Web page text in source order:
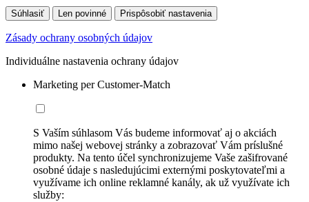
Súhlasiť Len povinné Prispôsobiť nastavenia
Zásady ochrany osobných údajov
Individuálne nastavenia ochrany údajov
Marketing per Customer-Match
S Vaším súhlasom Vás budeme informovať aj o akciách
mimo našej webovej stránky a zobrazovať Vám príslušné
produkty. Na tento účel synchronizujeme Vaše zašifrované
osobné údaje s nasledujúcimi externými poskytovateľmi a
využívame ich online reklamné kanály, ak už využívate ich
služby: